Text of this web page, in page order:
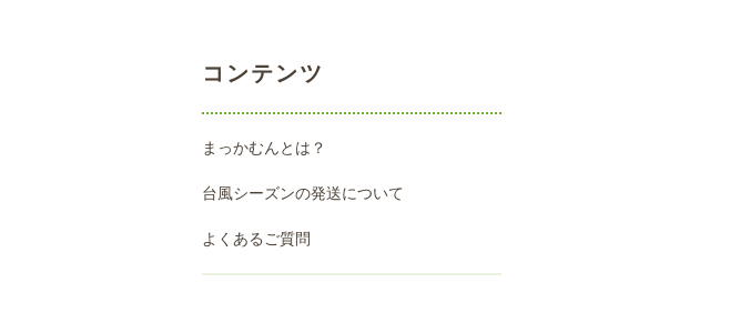
コンテンツ
まっかむんとは？
台風シーズンの発送について
よくあるご質問